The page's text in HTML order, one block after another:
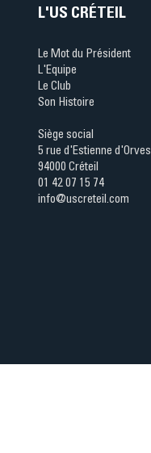
L'US CRÉTEIL
Le Mot du Président
L'Equipe
Le Club
Son Histoire
Siège social
5 rue d'Estienne d'Orves
94000 Créteil
01 42 07 15 74
info@uscreteil.com